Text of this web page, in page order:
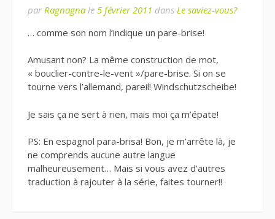
par Ragnagna le 5 février 2011 dans Le saviez-vous?
… comme son nom l’indique un pare-brise!
Amusant non? La même construction de mot,
« bouclier-contre-le-vent »/pare-brise. Si on se
tourne vers l’allemand, pareil! Windschutzscheibe!
Je sais ça ne sert à rien, mais moi ça m’épate!
PS: En espagnol para-brisa! Bon, je m’arrête là, je
ne comprends aucune autre langue
malheureusement… Mais si vous avez d’autres
traduction à rajouter à la série, faites tourner!!